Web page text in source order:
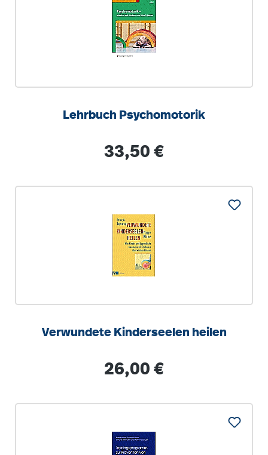
Lehrbuch Psychomotorik
Regulärer Preis:
33,50 €
Verwundete Kinderseelen heilen
Regulärer Preis:
26,00 €